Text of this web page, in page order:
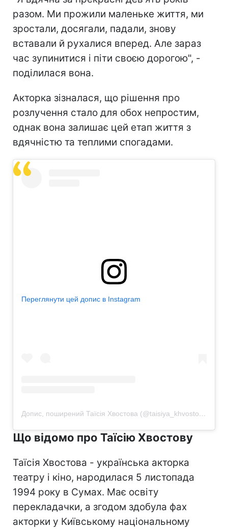
разом. Ми прожили маленьке життя, ми
зростали, досягали, падали, знову
вставали й рухалися вперед. Але зараз
час зупинитися і піти своєю дорогою", -
поділилася вона.
Акторка зізналася, що рішення про
розлучення стало для обох непростим,
однак вона залишає цей етап життя з
вдячністю та теплими спогадами.
Переглянути цей допис в Instagram
Допис, поширений Таїсія Хвостова (@taisiya_khvostova)
Що відомо про Таїсію Хвостову
Таїсія Хвостова - українська акторка
театру і кіно, народилася 5 листопада
1994 року в Сумах. Має освіту
перекладачки, а згодом здобула фах
акторки у Київському національному